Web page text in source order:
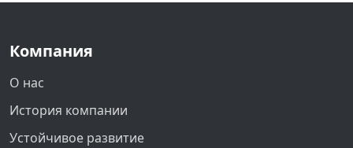
Компания
О нас
История компании
Устойчивое развитие